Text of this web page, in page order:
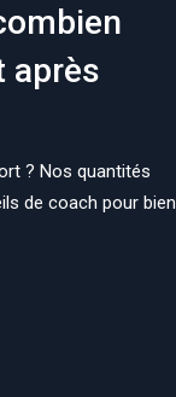
après
? Nos quantités
de coach pour bien